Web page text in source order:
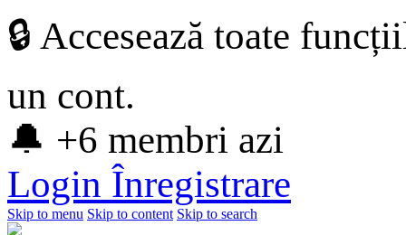
🔒 Accesează toate
un cont.
🔔 +6 membri azi
Login Înregistrare
Skip to menu Skip to content Skip to search